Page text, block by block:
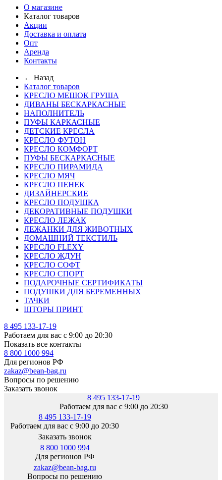
О магазине
Каталог товаров
Акции
Доставка и оплата
Опт
Аренда
Контакты
← Назад
Каталог товаров
КРЕСЛО МЕШОК ГРУША
ДИВАНЫ БЕСКАРКАСНЫЕ
НАПОЛНИТЕЛЬ
ПУФЫ КАРКАСНЫЕ
ДЕТСКИЕ КРЕСЛА
КРЕСЛО ФУТОН
КРЕСЛО КОМФОРТ
ПУФЫ БЕСКАРКАСНЫЕ
КРЕСЛО ПИРАМИДА
КРЕСЛО МЯЧ
КРЕСЛО ПЕНЕК
ДИЗАЙНЕРСКИЕ
КРЕСЛО ПОДУШКА
ДЕКОРАТИВНЫЕ ПОДУШКИ
КРЕСЛО ЛЕЖАК
ЛЕЖАНКИ ДЛЯ ЖИВОТНЫХ
ДОМАШНИЙ ТЕКСТИЛЬ
КРЕСЛО FLEXY
КРЕСЛО ЖДУН
КРЕСЛО СОФТ
КРЕСЛО СПОРТ
ПОДАРОЧНЫЕ СЕРТИФИКАТЫ
ПОДУШКИ ДЛЯ БЕРЕМЕННЫХ
ТАЧКИ
ШТОРЫ ПРИНТ
8 495 133-17-19
Работаем для вас с 9:00 до 20:30
Показать все контакты
8 800 1000 994
Для регионов РФ
zakaz@bean-bag.ru
Вопросы по решению
Заказать звонок
8 495 133-17-19
Работаем для вас с 9:00 до 20:30
8 495 133-17-19
Работаем для вас с 9:00 до 20:30
Заказать звонок
8 800 1000 994
Для регионов РФ
zakaz@bean-bag.ru
Вопросы по решению